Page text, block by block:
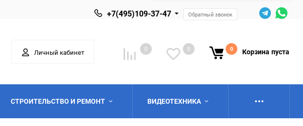
+7(495)109-37-47 Обратный звонок
Личный кабинет 0 0 0 Корзина пуста
СТРОИТЕЛЬСТВО И РЕМОНТ ВИДЕОТЕХНИКА